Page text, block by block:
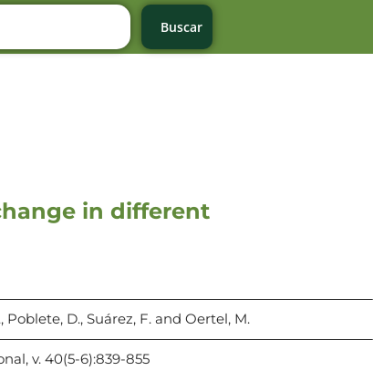
Buscar
in different
Poblete, D., Suárez, F. and Oertel, M.
v. 40(5-6):839-855